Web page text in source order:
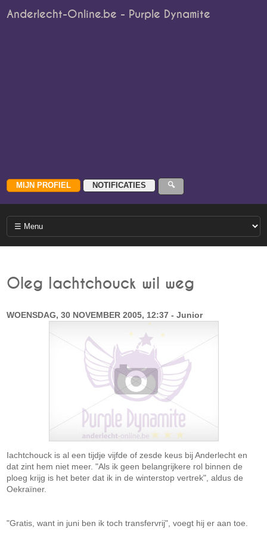
Anderlecht-Online.be - Purple Dynamite
Oleg Iachtchouck wil weg
WOENSDAG, 30 NOVEMBER 2005, 12:37 - Junior
Iachtchouck is al een tijdje vijfde of zesde keus bij Anderlecht en
dat zint hem niet meer. "Als ik geen belangrijkere rol binnen de
ploeg krijg is het beter dat ik in de winterstop vertrek", aldus de
Oekraïner.
"Gratis, want in juni ben ik toch transfervrij", voegt hij er aan toe.